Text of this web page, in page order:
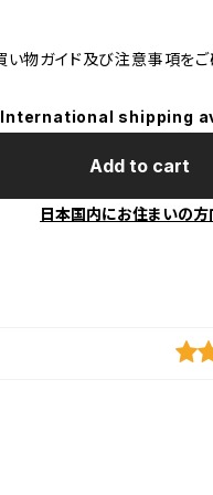
物ガイド及び注意事項をご
International shipping
Add to cart
日本国内にお住まいの方